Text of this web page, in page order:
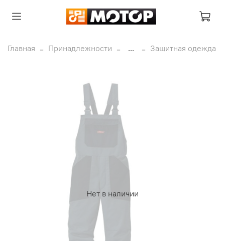
Главная Принадлежности ... Защитная одежда
Нет в наличии